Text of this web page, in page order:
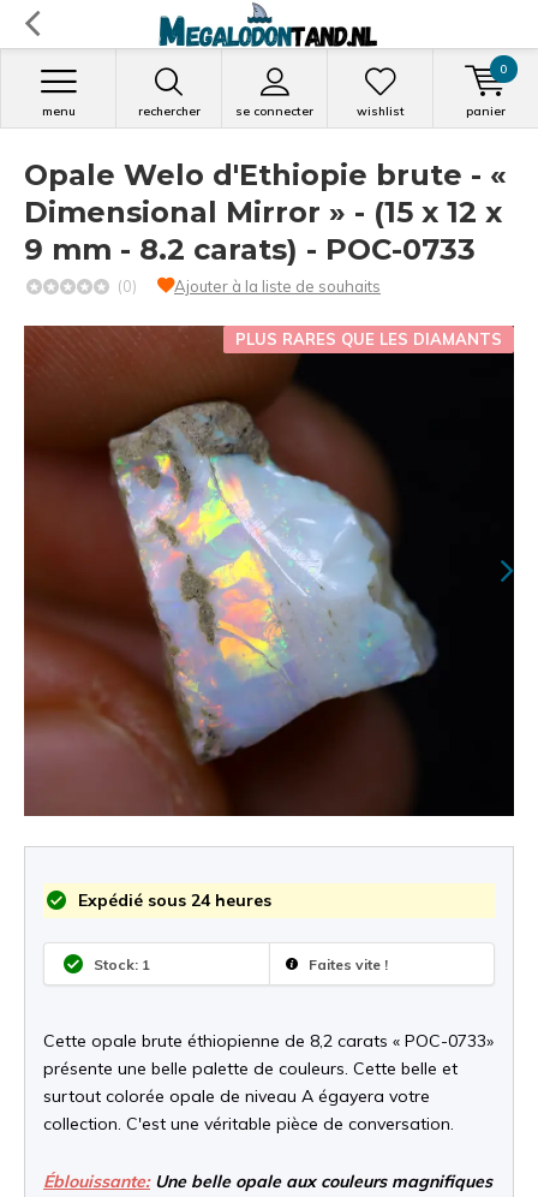
rechercher se connecter
menu wishlist panier
0
Opale Welo d'Ethiopie brute - «
Dimensional Mirror » - (15 x 12 x
9 mm - 8.2 carats) - POC-0733
(0) Ajouter à la liste de souhaits
PLUS RARES QUE LES DIAMANTS
Expédié sous 24 heures
Stock: 1 Faites vite !
Cette opale brute éthiopienne de 8,2 carats « POC-0733»
présente une belle palette de couleurs. Cette belle et
surtout colorée opale de niveau A égayera votre
collection. C'est une véritable pièce de conversation.
Éblouissante:Une belle opale aux couleurs magnifiques